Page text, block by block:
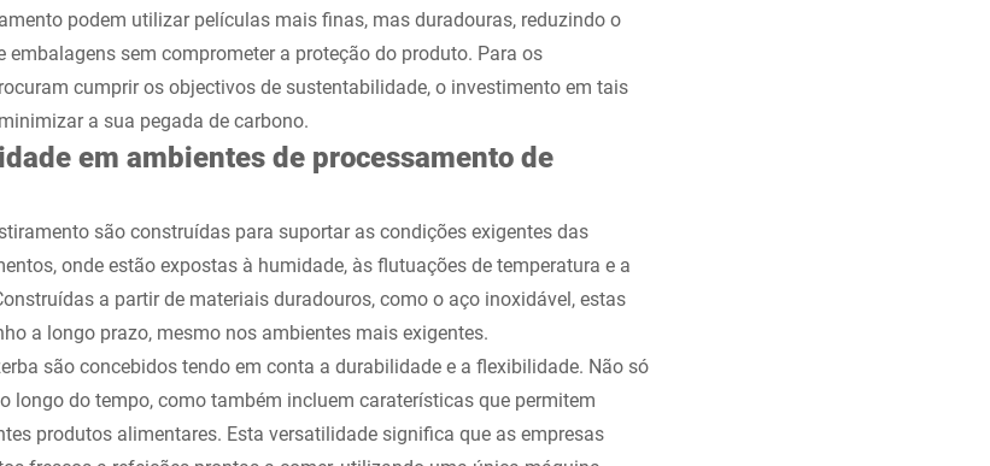
podem utilizar películas mais finas, mas duradouras, reduzindo o
sem comprometer a proteção do produto. Para os
cumprir os objectivos de sustentabilidade, o investimento em tais
a sua pegada de carbono.
em ambientes de processamento de
são construídas para suportar as condições exigentes das
onde estão expostas à humidade, às flutuações de temperatura e a
a partir de materiais duradouros, como o aço inoxidável, estas
a longo prazo, mesmo nos ambientes mais exigentes.
são concebidos tendo em conta a durabilidade e a flexibilidade. Não só
longo do tempo, como também incluem caraterísticas que permitem
produtos alimentares. Esta versatilidade significa que as empresas